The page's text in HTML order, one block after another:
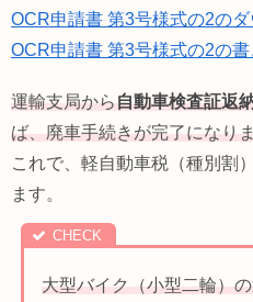
OCR申請書 第3号様式の2のダ
OCR申請書 第3号様式の2の
運輸支局から自動車検査証返
ば、廃車手続きが完了になり
これで、軽自動車税（種別割
ます。
大型バイク（小型二輪）